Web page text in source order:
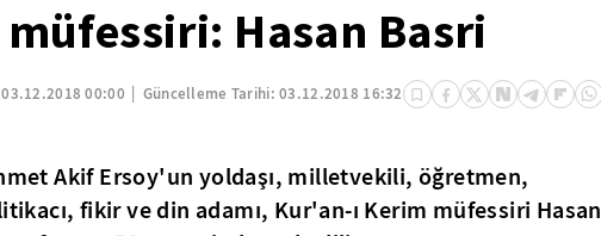
Hasan Basri
03.12.2018 00:00 Güncelleme Tarihi:03.12.2018 16:32
Akif Ersoy'un yoldaşı, milletvekili, öğretmen,
fikir ve din adamı, Kur'an-ı Kerim müfessiri Hasan